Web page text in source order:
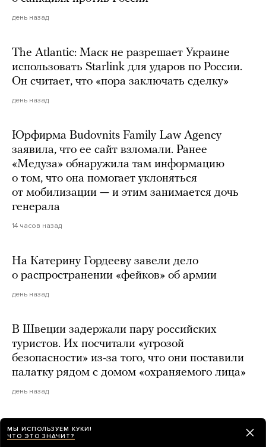
день назад
The Atlantic: Маск не разрешает Украине
использовать Starlink для ударов по России.
Он считает, что «пора заключать сделку»
день назад
Юрфирма Budovnits Family Law Agency
заявила, что ее сайт взломали. Ранее
«Медуза» обнаружила там информацию
о том, что она помогает уклоняться
от мобилизации — и этим занимается дочь
генерала
14 часов назад
На Катерину Гордееву завели дело
о распространении «фейков» об армии
день назад
В Швеции задержали пару российских
туристов. Их посчитали «угрозой
безопасности» из-за того, что они поставили
палатку рядом с домом «охраняемого лица»
день назад
МЫ ИСПОЛЬЗУЕМ КУКИ!
ЧТО ЭТО ЗНАЧИТ?